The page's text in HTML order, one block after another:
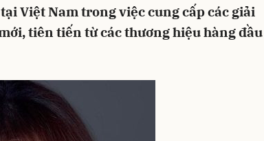
Việt Nam trong việc cung cấp các giải
tiên tiến từ các thương hiệu hàng đầu